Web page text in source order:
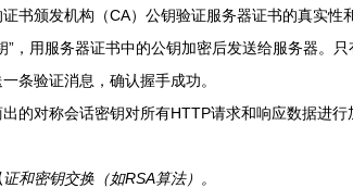
书颁发机构（CA）公钥验证服务器证书的真实性
”，用服务器证书中的公钥加密后发送给服务器
条验证消息，确认握手成功。
出的对称会话密钥对所有HTTP请求和响应数据进
和密钥交换（如RSA算法）。